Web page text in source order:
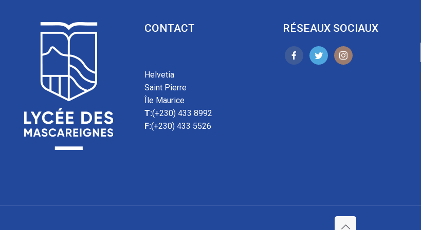
CONTACT
Helvetia
Saint Pierre
Île Maurice
T:(+230) 433 8992
F:(+230) 433 5526
RÉSEAUX SOCIAUX